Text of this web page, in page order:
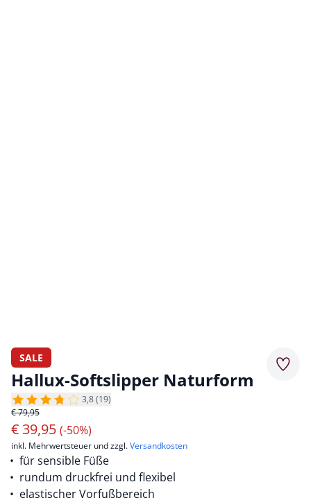
SALE
Hallux-Softslipper Naturform
3,8 (19)
€ 79,95
€ 39,95 (-50%)
inkl. Mehrwertsteuer und zzgl.Versandkosten
für sensible Füße
rundum druckfrei und flexibel
elastischer Vorfußbereich